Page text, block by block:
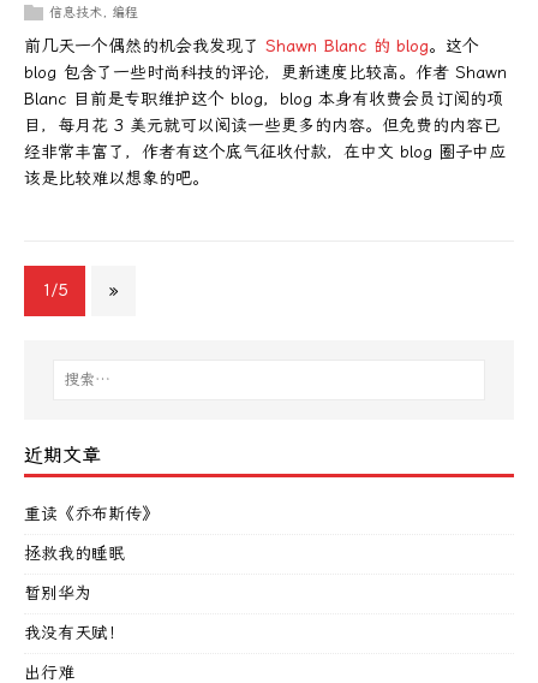
信息技术
编程
前几天一个偶然的机会我发现了 Shawn Blanc 的 blog。这个
blog 包含了一些时尚科技的评论，更新速度比较高。作者 Shawn
Blanc 目前是专职维护这个 blog，blog 本身有收费会员订阅的项
目，每月花 3 美元就可以阅读一些更多的内容。但免费的内容已
经非常丰富了，作者有这个底气征收付款，在中文 blog 圈子中应
该是比较难以想象的吧。
1/5 »
近期文章
重读《乔布斯传》
拯救我的睡眠
暂别华为
我没有天赋！
出行难